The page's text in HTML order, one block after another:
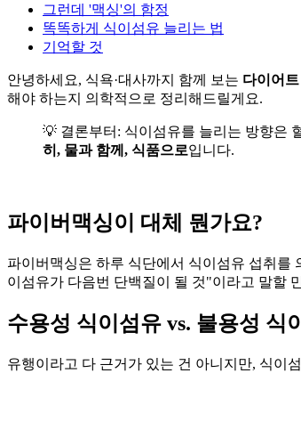
그런데 '맥싱'의 함정
똑똑하게 식이섬유 늘리는 법
기억할 것
안녕하세요, 식욕·대사까지 함께 보는 다이어트
해야 하는지 의학적으로 정리해드릴게요.
💡 결론부터: 식이섬유를 늘리는 방향은
히, 물과 함께, 식품으로입니다.
파이버맥싱이 대체 뭔가요?
파이버맥싱은 하루 식단에서 식이섬유 섭취를
이섬유가 다음번 단백질이 될 것"이라고 말할
수용성 식이섬유 vs. 불용성 식
유행이라고 다 근거가 있는 건 아니지만, 식이